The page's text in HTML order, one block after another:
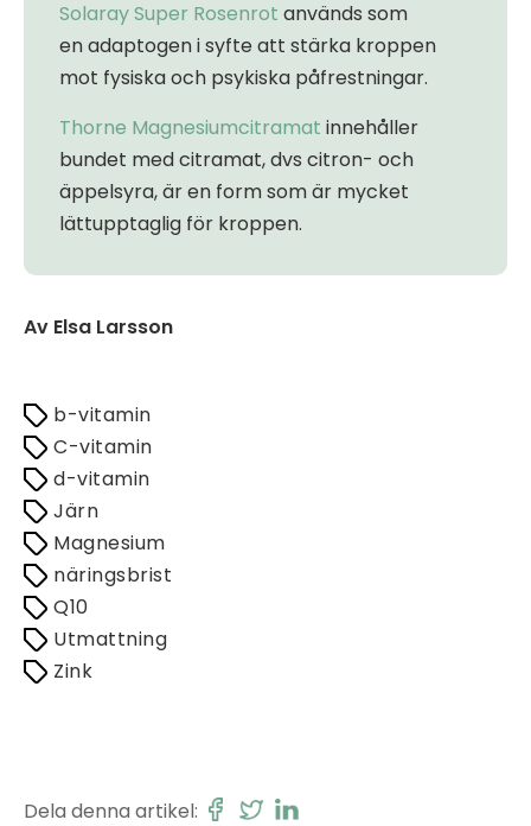
Solaray Super Rosenrot används som
en adaptogen i syfte att stärka kroppen
mot fysiska och psykiska påfrestningar.
Thorne Magnesiumcitramat innehåller
bundet med citramat, dvs citron- och
äppelsyra, är en form som är mycket
lättupptaglig för kroppen.
Av Elsa Larsson
b-vitamin
C-vitamin
d-vitamin
Järn
Magnesium
näringsbrist
Q10
Utmattning
Zink
Dela denna artikel: